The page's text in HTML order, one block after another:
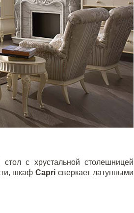
с хрустальной столешницей
шкафCapri сверкает латунными